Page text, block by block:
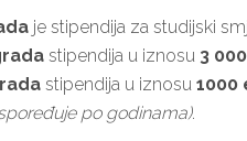
je stipendija za studijski
stipendija u iznosu 3
stipendija u iznosu 1000
po godinama).